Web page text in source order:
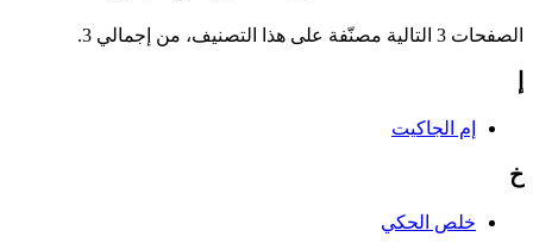
الصفحات 3 التالية مصنّفة على هذا التصنيف، من إجمالي 3.
إم الجاكيت
خ
خلص الحكي